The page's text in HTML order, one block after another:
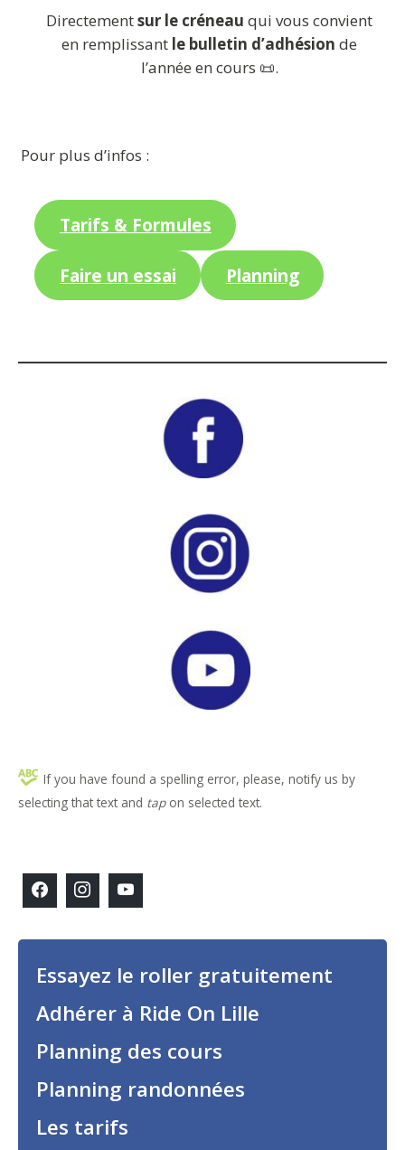
Directementsur le créneau qui vous convient
en remplissant le bulletin d’adhésion de
l’année en cours 📜.
Pour plus d’infos :
Tarifs & Formules
Faire un essai Planning
If you have found a spelling error, please, notify us by
selecting that text and tapon selected text.
Essayez le roller gratuitement
Adhérer à Ride On Lille
Planning des cours
Planning randonnées
Les tarifs